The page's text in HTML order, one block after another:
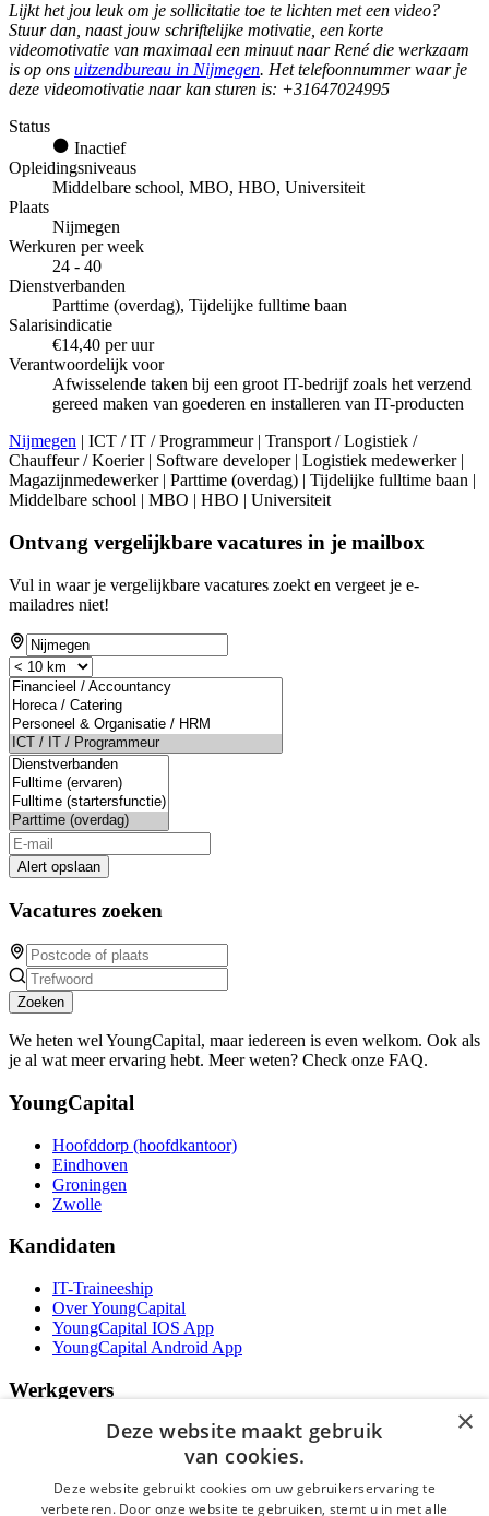
Lijkt het jou leuk om je sollicitatie toe te lichten met een video?
Stuur dan, naast jouw schriftelijke motivatie, een korte
videomotivatie van maximaal een minuut naar René die werkzaam
is op ons uitzendbureau in Nijmegen. Het telefoonnummer waar je
deze videomotivatie naar kan sturen is: +31647024995
Status
Inactief
Opleidingsniveaus
Middelbare school, MBO, HBO, Universiteit
Plaats
Nijmegen
Werkuren per week
24 - 40
Dienstverbanden
Parttime (overdag), Tijdelijke fulltime baan
Salarisindicatie
€14,40 per uur
Verantwoordelijk voor
Afwisselende taken bij een groot IT-bedrijf zoals het verzend
gereed maken van goederen en installeren van IT-producten
Nijmegen | ICT / IT / Programmeur | Transport / Logistiek /
Chauffeur / Koerier | Software developer | Logistiek medewerker |
Magazijnmedewerker | Parttime (overdag) | Tijdelijke fulltime baan |
Middelbare school | MBO | HBO | Universiteit
Ontvang vergelijkbare vacatures in je mailbox
Vul in waar je vergelijkbare vacatures zoekt en vergeet je e-
mailadres niet!
Alert opslaan
Vacatures zoeken
Zoeken
We heten wel YoungCapital, maar iedereen is even welkom. Ook als
je al wat meer ervaring hebt. Meer weten? Check onze FAQ.
YoungCapital
Hoofddorp (hoofdkantoor)
Eindhoven
Groningen
Zwolle
Kandidaten
IT-Traineeship
Over YoungCapital
YoungCapital IOS App
YoungCapital Android App
Werkgevers
Het concept
Contractvormen
Brochure aanvragen
×
Deze website maakt gebruik
van cookies.
Deze website gebruikt cookies om uw gebruikerservaring te
verbeteren. Door onze website te gebruiken, stemt u in met alle